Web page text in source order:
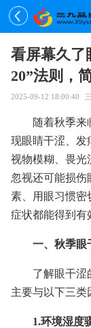
看屏幕久了
20”法则，
2025-09-12 18:00:40
随着秋季来
现眼睛干涩、发
视物模糊、畏光
忽视还可能损伤
素、用眼习惯密
症状都能得到有
一、秋季眼
了解眼干涩
主要与以下三类
1.环境湿度